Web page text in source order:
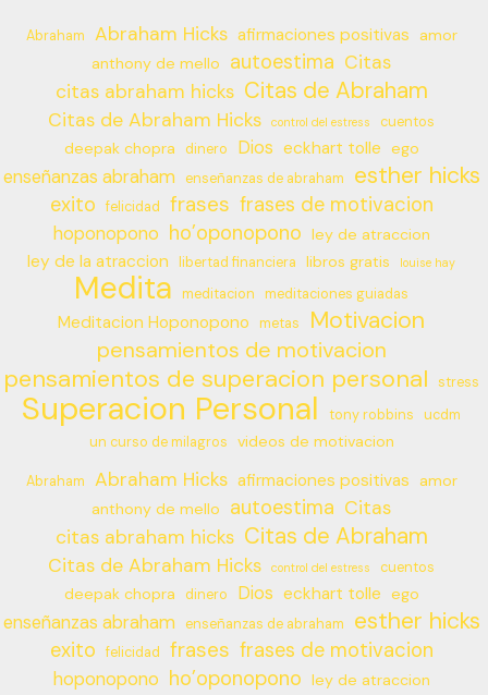
Abraham Abraham Hicks afirmaciones positivas
amor
anthony de mello
autoestima Citas
citas abraham hicks Citas de Abraham
Citas de Abraham Hicks control del estress cuentos
deepak chopra dinero Dios eckhart tolle ego
enseñanzas abraham enseñanzas de abraham esther hicks
exito felicidad frases frases de motivacion
hoponopono ho’oponopono ley de atraccion
ley de la atraccion libertad financiera libros gratis louise hay
Medita meditacion meditaciones guiadas
Meditacion Hoponopono metas Motivacion
pensamientos de motivacion
pensamientos de superacion personal stress
Superacion Personal tony robbins
ucdm
un curso de milagros
videos de motivacion
Abraham Abraham Hicks afirmaciones positivas
amor
anthony de mello
autoestima Citas
citas abraham hicks Citas de Abraham
Citas de Abraham Hicks control del estress cuentos
deepak chopra dinero Dios eckhart tolle ego
enseñanzas abraham enseñanzas de abraham esther hicks
exito felicidad frases frases de motivacion
hoponopono ho’oponopono ley de atraccion